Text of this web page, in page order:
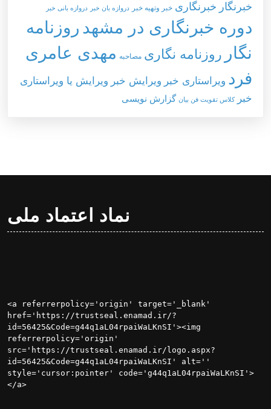
خبرنگار خبرنگاری خبر وتهيه خبر دروازه بان خبر دروازه بانی خبر
دوره خبرنگاری در مشهد روزنامه
نگار روزنامه نگاری مصاحبه مهدی عامری
فرد ویراستاری خبر ویرایش خبر ویرایش یا ویراستاری
خبر
کلاس تقویت فن بیان گزارش نویسی
نماد اعتماد ملی
<a referrerpolicy='origin' target='_blank'
href='https://trustseal.enamad.ir/?
id=56425&Code=g44q1aL04rpaiWaLKnSI'><img
referrerpolicy='origin'
src='https://trustseal.enamad.ir/logo.aspx?
id=56425&Code=g44q1aL04rpaiWaLKnSI' alt=''
style='cursor:pointer' code='g44q1aL04rpaiWaLKnSI'>
</a>